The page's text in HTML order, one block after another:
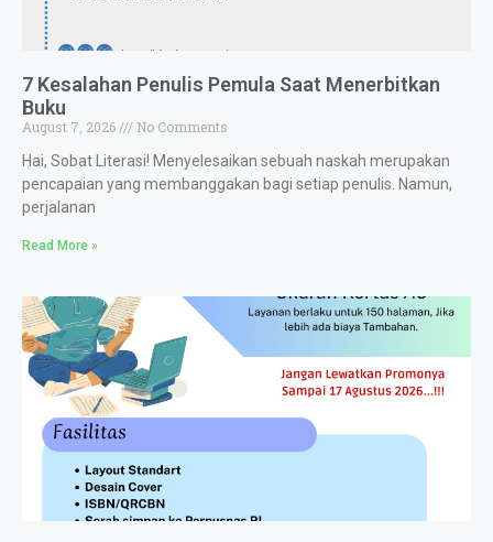
7 Kesalahan Penulis Pemula Saat Menerbitkan
Buku
August 7, 2026
No Comments
Hai, Sobat Literasi! Menyelesaikan sebuah naskah merupakan
pencapaian yang membanggakan bagi setiap penulis. Namun,
perjalanan
Read More »